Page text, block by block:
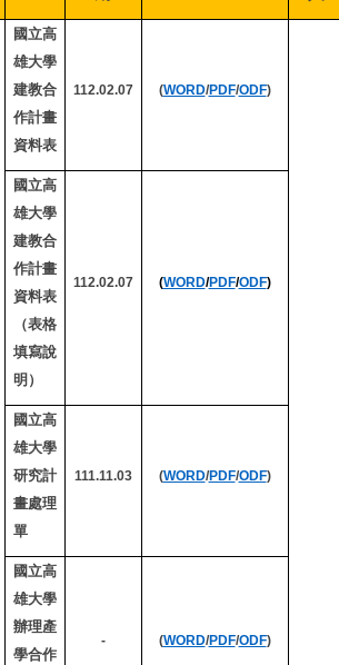
國立高
雄大學
建教合
作計畫
資料表
112.02.07 (WORD/PDF/ODF)
國立高
雄大學
建教合
作計畫
資料表
（表格
填寫說
明）
112.02.07 (WORD/PDF/ODF)
國立高
雄大學
研究計
畫處理
單
111.11.03 (WORD/PDF/ODF)
國立高
雄大學
辦理產
學合作
- (WORD/PDF/ODF)